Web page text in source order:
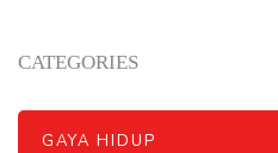
CATEGORIES
GAYA HIDUP